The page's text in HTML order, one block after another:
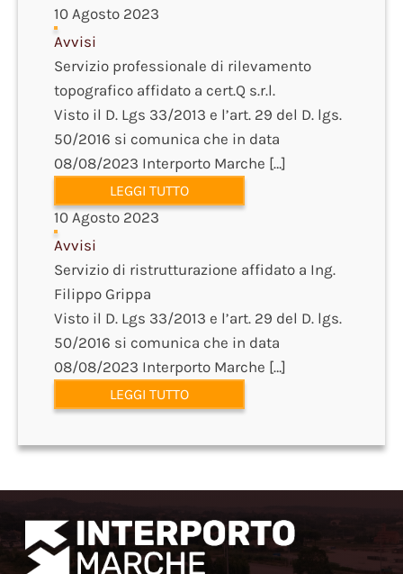
10 Agosto 2023
Avvisi
Servizio professionale di rilevamento
topografico affidato a cert.Q s.r.l.
Visto il D. Lgs 33/2013 e l’art. 29 del D. lgs.
50/2016 si comunica che in data
08/08/2023 Interporto Marche […]
LEGGI TUTTO
10 Agosto 2023
Avvisi
Servizio di ristrutturazione affidato a Ing.
Filippo Grippa
Visto il D. Lgs 33/2013 e l’art. 29 del D. lgs.
50/2016 si comunica che in data
08/08/2023 Interporto Marche […]
LEGGI TUTTO